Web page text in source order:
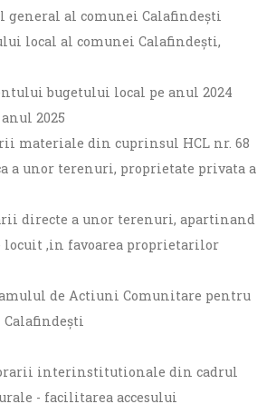
general al comunei Calafindești
local al comunei Calafindești,
bugetului local pe anul 2024
2025
materiale din cuprinsul HCL nr. 68
a unor terenuri, proprietate privata a
directe a unor terenuri, apartinand
locuit ,in favoarea proprietarilor
de Actiuni Comunitare pentru
interinstitutionale din cadrul
- facilitarea accesului